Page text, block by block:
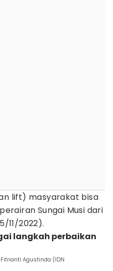
lift) masyarakat bisa
Sungai Musi dari
11/2022).
langkah perbaikan
Agustinda (IDN